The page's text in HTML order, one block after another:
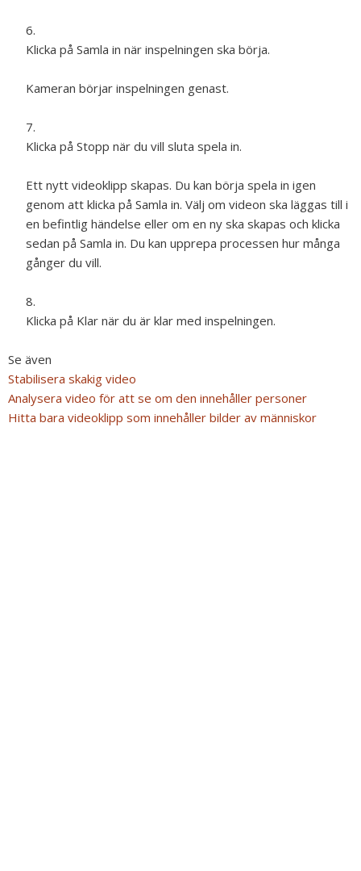
Klicka på Samla in när inspelningen ska börja.
Kameran börjar inspelningen genast.
Klicka på Stopp när du vill sluta spela in.
Ett nytt videoklipp skapas. Du kan börja spela in igen
genom att klicka på Samla in. Välj om videon ska läggas till i
en befintlig händelse eller om en ny ska skapas och klicka
sedan på Samla in. Du kan upprepa processen hur många
gånger du vill.
Klicka på Klar när du är klar med inspelningen.
Se även
Stabilisera skakig video
Analysera video för att se om den innehåller personer
Hitta bara videoklipp som innehåller bilder av människor